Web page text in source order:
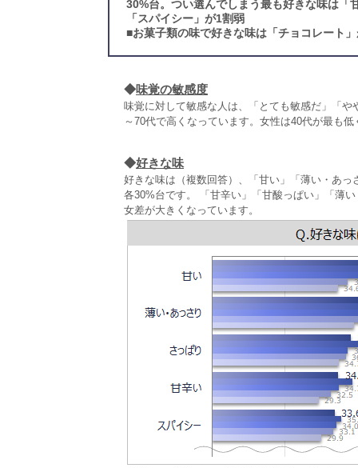
30%台。つい選んでしまう最も好きな味は「
「スパイシー」が1割弱
■お菓子類の味で好きな味は「チョコレート
◆味覚の敏感度
味覚に対して敏感な人は、「とても敏感だ」「
～70代で高くなっています。女性は40代が最も
◆好きな味
好きな味は（複数回答）、「甘い」「薄い・あ
各30%台です。 「甘辛い」「甘酸っぱい」「薄
女差が大きくなっています。